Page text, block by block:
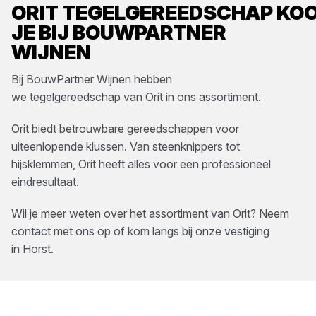
ORIT TEGELGEREEDSCHAP
JE BIJ BOUWPARTNER
WIJNEN
Bij BouwPartner Wijnen hebben
we tegelgereedschap van Orit in ons assortiment.
Orit biedt betrouwbare gereedschappen voor
uiteenlopende klussen. Van steenknippers tot
hijsklemmen, Orit heeft alles voor een professioneel
eindresultaat.
Wil je meer weten over het assortiment van Orit? Neem
contact met ons op of kom langs bij onze vestiging
in Horst.